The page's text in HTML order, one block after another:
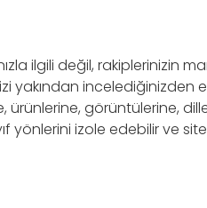
ilgili değil, rakiplerinizin
yakından incelediğinizden
ürünlerine, görüntülerine,
yönlerini izole edebilir ve